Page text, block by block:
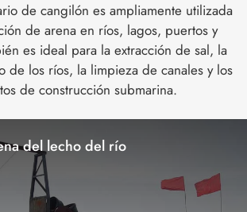
de cangilón es ampliamente utilizada
de arena en ríos, lagos, puertos y
es ideal para la extracción de sal, la
de los ríos, la limpieza de canales y los
de construcción submarina.
del lecho del río